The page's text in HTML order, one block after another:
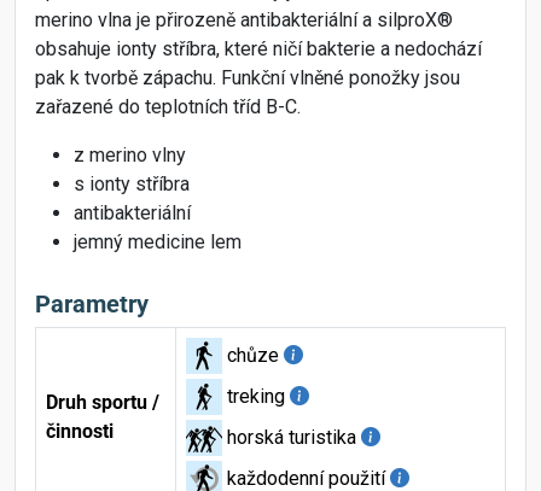
merino vlna je přirozeně antibakteriální a silproX®
obsahuje ionty stříbra, které ničí bakterie a nedochází
pak k tvorbě zápachu. Funkční vlněné ponožky jsou
zařazené do teplotních tříd B-C.
z merino vlny
s ionty stříbra
antibakteriální
jemný medicine lem
Parametry
Druh sportu /
činnosti
chůze
treking
horská turistika
každodenní použití